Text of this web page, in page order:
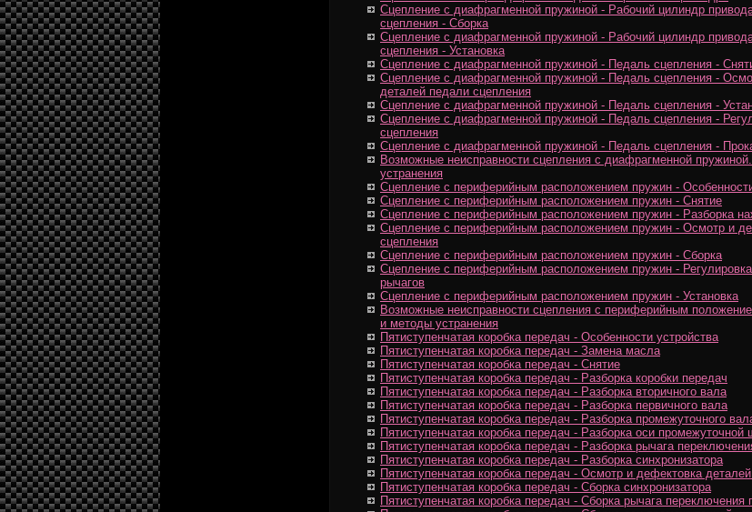
Сцепление с диафрагменной пружиной - Рабочий цилиндр
сцепления - Сборка
Сцепление с диафрагменной пружиной - Рабочий цилиндр
сцепления - Установка
Сцепление с диафрагменной пружиной - Педаль сцепления -
Сцепление с диафрагменной пружиной - Педаль сцепления -
деталей педали сцепления
Сцепление с диафрагменной пружиной - Педаль сцепления -
Сцепление с диафрагменной пружиной - Педаль сцепления -
сцепления
Сцепление с диафрагменной пружиной - Педаль сцепления -
Возможные неисправности сцепления с диафрагменной
устранения
Сцепление с периферийным расположением пружин -
Сцепление с периферийным расположением пружин - Снятие
Сцепление с периферийным расположением пружин - Разборка
Сцепление с периферийным расположением пружин - Осмотр и
сцепления
Сцепление с периферийным расположением пружин - Сборка
Сцепление с периферийным расположением пружин -
рычагов
Сцепление с периферийным расположением пружин - Установка
Возможные неисправности сцепления с периферийным
и методы устранения
Пятиступенчатая коробка передач - Особенности устройства
Пятиступенчатая коробка передач - Замена масла
Пятиступенчатая коробка передач - Снятие
Пятиступенчатая коробка передач - Разборка коробки передач
Пятиступенчатая коробка передач - Разборка вторичного вала
Пятиступенчатая коробка передач - Разборка первичного вала
Пятиступенчатая коробка передач - Разборка промежуточного
Пятиступенчатая коробка передач - Разборка оси промежуточной
Пятиступенчатая коробка передач - Разборка рычага
Пятиступенчатая коробка передач - Разборка синхронизатора
Пятиступенчатая коробка передач - Осмотр и дефектовка
Пятиступенчатая коробка передач - Сборка синхронизатора
Пятиступенчатая коробка передач - Сборка рычага переключения